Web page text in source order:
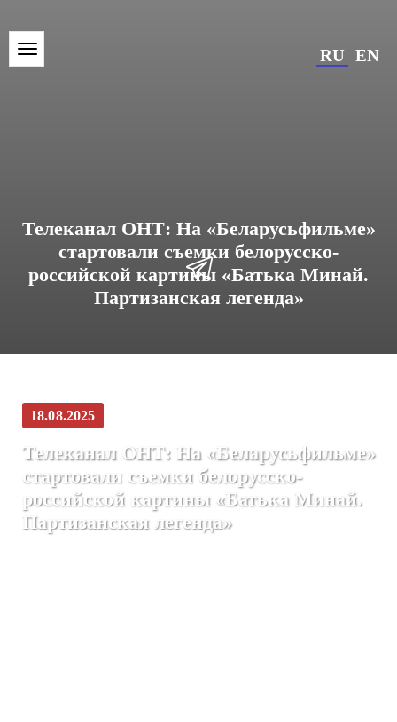
RU EN
Телеканал ОНТ: На «Беларусьфильме»
стартовали съемки белорусско-
российской картины «Батька Минай.
Партизанская легенда»
18.08.2025
Телеканал ОНТ: На «Беларусьфильме»
стартовали съемки белорусско-
российской картины «Батька Минай.
Партизанская легенда»